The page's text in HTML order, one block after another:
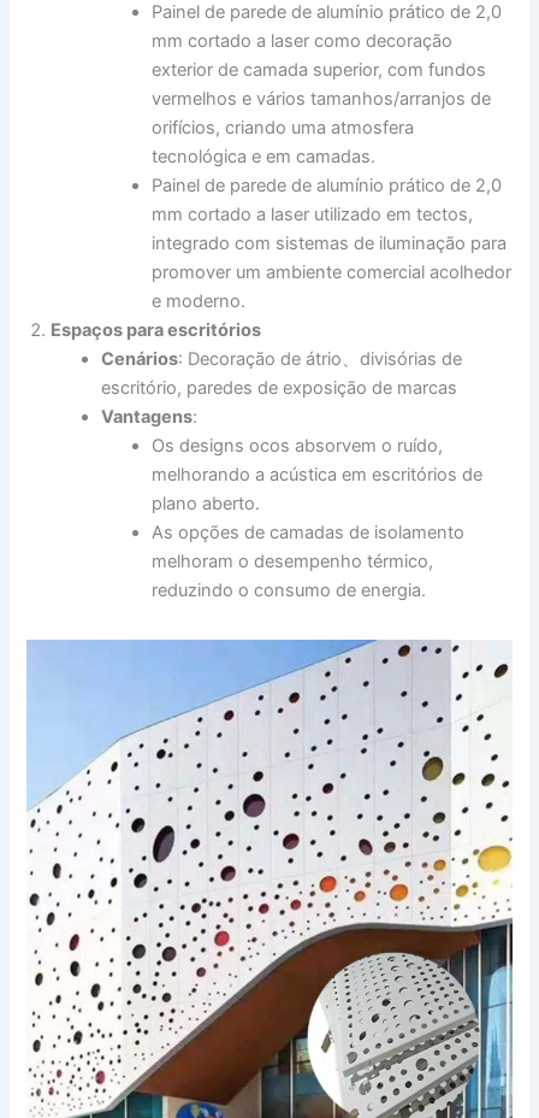
Painel de parede de alumínio prático de 2,0
mm cortado a laser como decoração
exterior de camada superior, com fundos
vermelhos e vários tamanhos/arranjos de
orifícios, criando uma atmosfera
tecnológica e em camadas.
Painel de parede de alumínio prático de 2,0
mm cortado a laser utilizado em tectos,
integrado com sistemas de iluminação para
promover um ambiente comercial acolhedor
e moderno.
Espaços para escritórios
Cenários: Decoração de átrio、divisórias de
escritório, paredes de exposição de marcas
Vantagens:
Os designs ocos absorvem o ruído,
melhorando a acústica em escritórios de
plano aberto.
As opções de camadas de isolamento
melhoram o desempenho térmico,
reduzindo o consumo de energia.